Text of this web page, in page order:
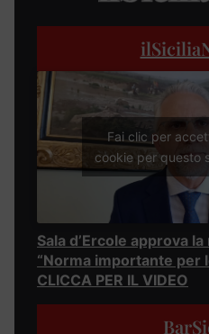
Fai clic per
cookie per questo
Sala d’Ercole approva
“Norma importante per
CLICCA PER IL VIDEO